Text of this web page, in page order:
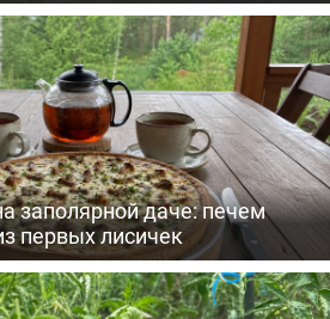
заполярной даче: печем
первых лисичек